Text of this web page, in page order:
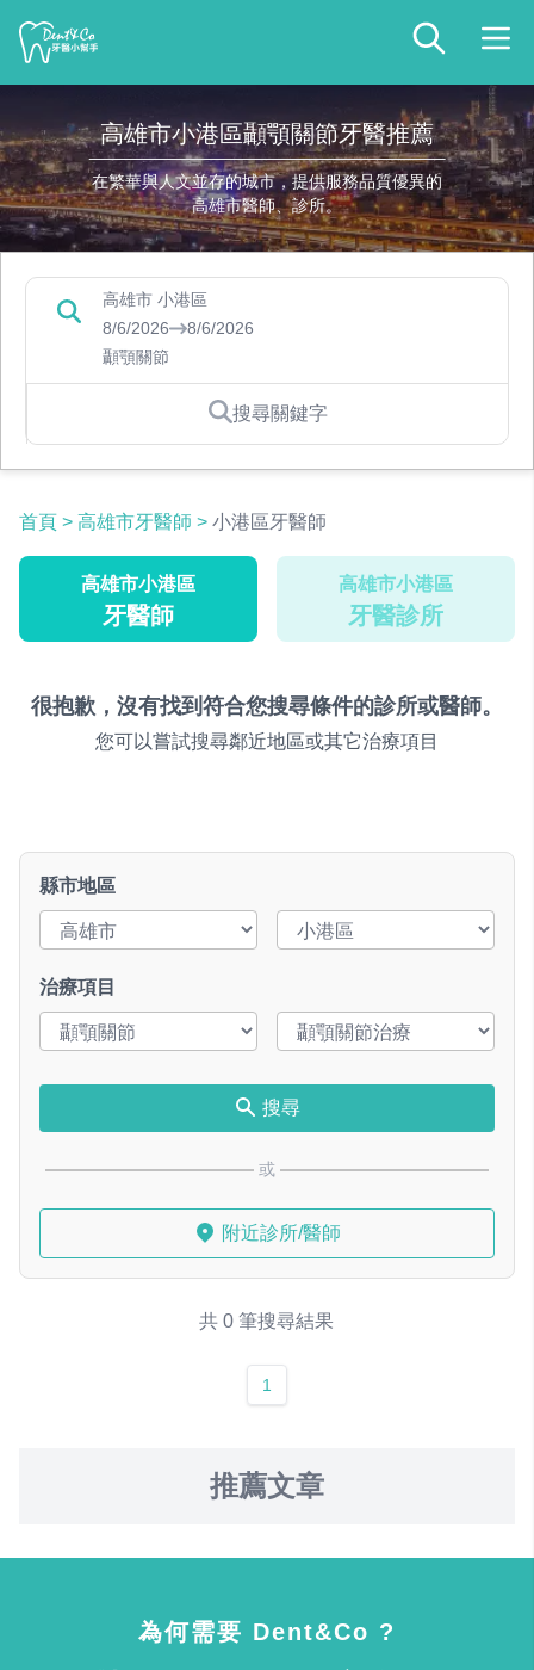
高雄市小港區顳顎關節牙醫推薦
在繁華與人文並存的城市，提供服務品質優異的
高雄市醫師、診所。
高雄市 小港區
8/6/2026
8/6/2026
顳顎關節
搜尋關鍵字
首頁 > 高雄市牙醫師 > 小港區牙醫師
高雄市小港區
牙醫師
高雄市小港區
牙醫診所
很抱歉，沒有找到符合您搜尋條件的診所或醫師。
您可以嘗試搜尋鄰近地區或其它治療項目
縣市地區
治療項目
搜尋
或
附近診所/醫師
共 0 筆搜尋結果
1
推薦文章
為何需要 Dent&Co ?